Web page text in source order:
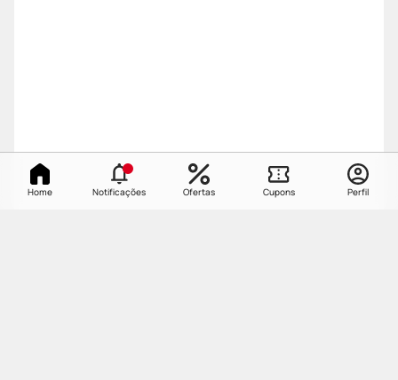
Home Notificações Ofertas Cupons Perfil